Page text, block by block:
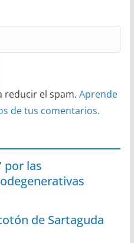
reducir el spam. Aprende
de tus comentarios.
por las
de Sartaguda